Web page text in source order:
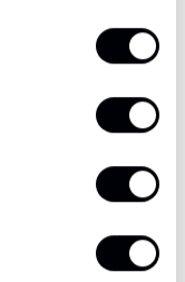
Informationen